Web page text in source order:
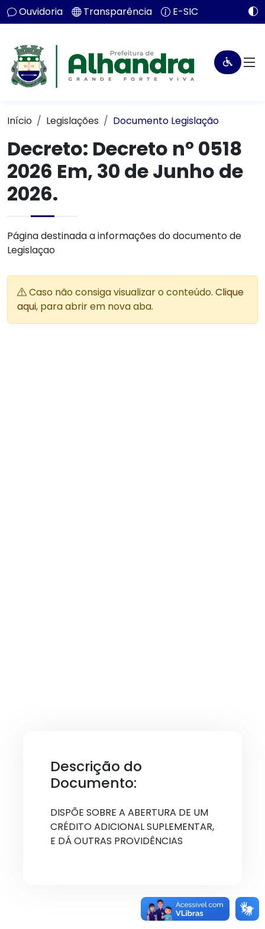
Ouvidoria Transparência E-SIC
Início Legislações Documento Legislação
Decreto: Decreto nº 0518
2026 Em, 30 de Junho de
2026.
Página destinada a informações do documento de
Legislaçao
Caso não consiga visualizar o conteúdo. Clique
aqui, para abrir em nova aba.
Descrição do
Documento:
DISPÕE SOBRE A ABERTURA DE UM
CRÉDITO ADICIONAL SUPLEMENTAR,
E DÁ OUTRAS PROVIDÊNCIAS